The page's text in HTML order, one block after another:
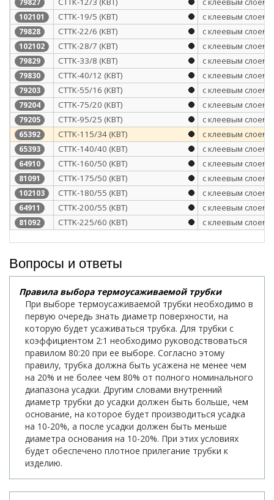
79827
102101 СТТК-19/5 (КВТ) с клеевым слоем
79828 СТТК-22/6 (КВТ) с клеевым слоем
102102 СТТК-28/7 (КВТ) с клеевым слоем
79829 СТТК-33/8 (КВТ) с клеевым слоем
79830 СТТК-40/12 (КВТ) с клеевым слоем
79203 СТТК-55/16 (КВТ) с клеевым слоем
79204 CTTK-75/20 (КВТ) с клеевым слоем
79205 СТТК-95/25 (КВТ) с клеевым слоем
65392 СТТК-115/34 (КВТ) с клеевым слоем
65393 СТТК-140/40 (КВТ) с клеевым слоем
64910 СТТК-160/50 (КВТ) с клеевым слоем
81091 CTTK-175/50 (КВТ) с клеевым слоем
102103 СТТК-180/55 (КВТ) с клеевым слоем
64911 СТТК-200/55 (КВТ) с клеевым слоем
81092 CTTK-225/60 (КВТ) с клеевым слоем
Вопросы и ответы
Правила выбора термоусаживаемой трубки
При выборе термоусаживаемой трубки необходимо в
первую очередь знать диаметр поверхности, на
которую будет усаживаться трубка. Для трубки с
коэффициентом 2:1 необходимо руководствоваться
правилом 80:20 при ее выборе. Согласно этому
правилу, трубка должна быть усажена не менее чем
на 20% и не более чем 80% от полного номинального
диапазона усадки. Другим словами внутренний
диаметр трубки до усадки должен быть больше, чем
основание, на которое будет производиться усадка
на 10-20%, а после усадки должен быть меньше
диаметра основания на 10-20%. При этих условиях
будет обеспечено плотное прилегание трубки к
изделию.